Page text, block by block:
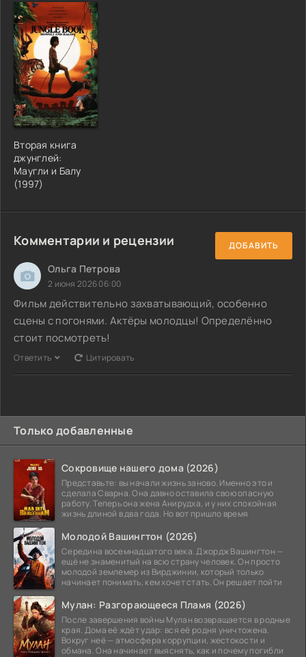
Вторая книга
джунглей:
Маугли и Балу
(1997)
Комментарии и рецензии ДОБАВИТЬ
Ольга Петрова
2 июня 2026 06:00
Фильм действительно захватывающий, особенно
сцены с погонями. Актёры молодцы! Определённо
стоит посмотреть!
Ответить Цитировать
Только добавленные
Сокровище нашего дома (2026)
Представьте: вы начали жизнь заново. Именно это и
сделала Сварна. Она давно оставила свою опасную
работу. Теперь она жена Анирудха, и у них спокойная
жизнь длиной в два года. Но вот пришло время
Молодой Вашингтон (2026)
Середина восемнадцатого века. Джордж Вашингтон —
ещё не знаменитый на всю страну человек. Он просто
молодой землемер из Вирджинии, который только
начинает понимать, кем хочет стать. Он решает пойти
Мулан: Разгорающееся Пламя (2026)
После завершения войны Мулан возвращается в родные
края. Дома её ждёт удар: вся её родня уничтожена.
Вокруг неё — атмосфера коррупции, жестокости и
обмана. Она начинает выяснять, как и почему погибли